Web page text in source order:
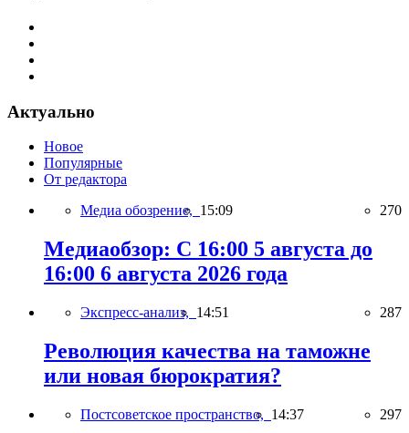
Актуально
Новое
Популярные
От редактора
Медиа обозрение, 15:09 270
Медиаобзор: С 16:00 5 августа до
16:00 6 августа 2026 года
Экспресс-анализ, 14:51 287
Революция качества на таможне
или новая бюрократия?
Постсоветское пространство, 14:37 297